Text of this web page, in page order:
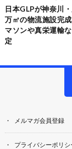
日本GLPが神奈川
万㎡の物流施設完
マソンや真栄運輸
定
メルマガ会員登録
プライバシーポリシ